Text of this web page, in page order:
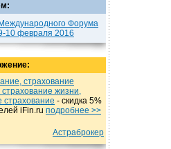
Форума
10 февраля 2016
страхование
жизни,
страхование - cкидка 5%
iFin.ru подробнеe >>
Астраброкер